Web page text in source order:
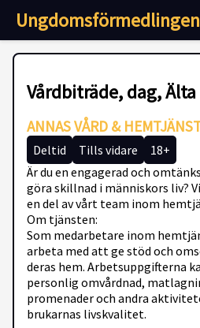
Ungdomsförmedlingen
Vårdbiträde, dag, Älta
ANNAS VÅRD &
Deltid Tills vidare
18+
Är du en engagerad och
göra skillnad i människors liv?
en del av vårt team inom
Om tjänsten:
Som medarbetare inom
arbeta med att ge stöd och
deras hem. Arbetsuppgifterna
personlig omvårdnad,
promenader och andra
brukarnas livskvalitet.